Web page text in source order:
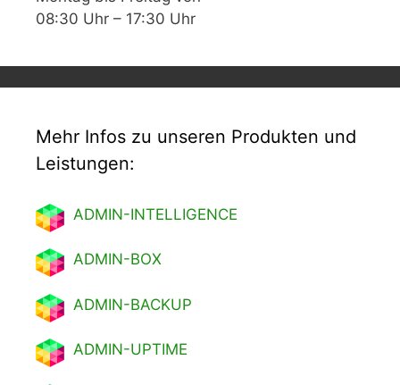
08:30 Uhr – 17:30 Uhr
Mehr Infos zu unseren Produkten und
Leistungen:
ADMIN-INTELLIGENCE
ADMIN-BOX
ADMIN-BACKUP
ADMIN-UPTIME